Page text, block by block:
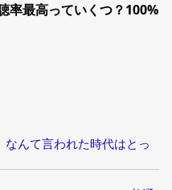
率最高っていくつ？100%
んて言われた時代はとっ